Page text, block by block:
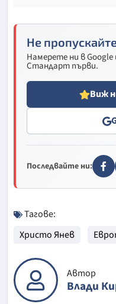
Не
Намерете ни в
Стандарт първи.
Виж
Последвайте ни:
Тагове:
Христо Янев
Автор
Влади